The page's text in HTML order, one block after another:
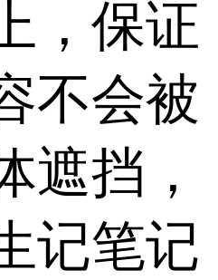
，保证
不会被
遮挡，
记笔记